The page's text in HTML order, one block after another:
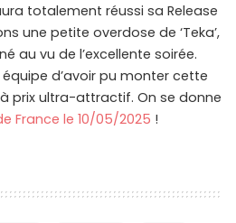
totalement réussi sa Release
une petite overdose de ‘Teka’,
au vu de l’excellente soirée.
équipe d’avoir pu monter cette
prix ultra-attractif. On se donne
France le 10/05/2025 !